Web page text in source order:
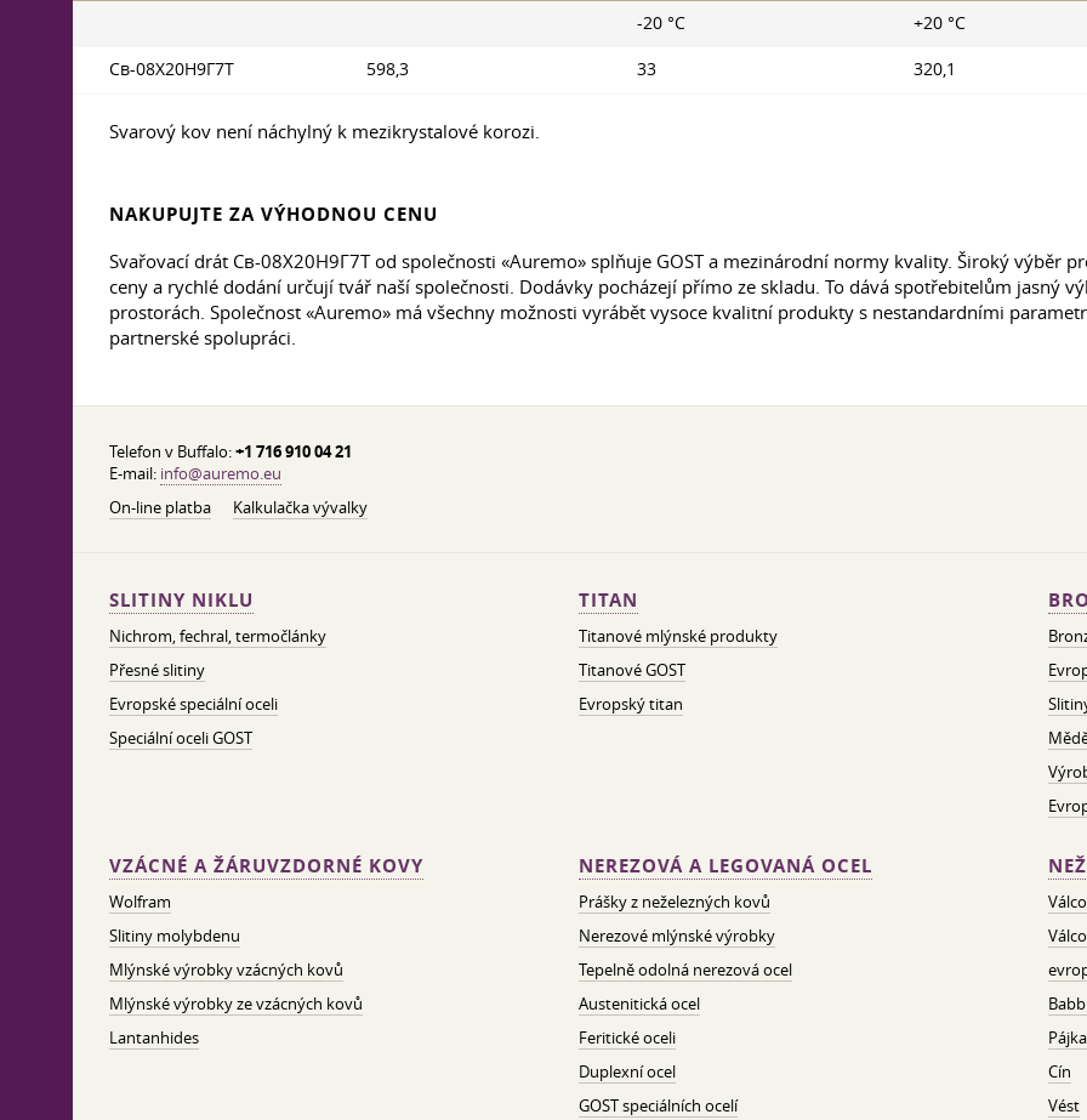
-20 °C +20 °C
Св-08Х20Н9Г7Т 598,3 33 320,1
Svarový kov není náchylný k mezikrystalové korozi.
NAKUPUJTE ZA VÝHODNOU CENU
Svařovací drát Св-08Х20Н9Г7Т od společnosti «Auremo» splňuje GOST a mezinárodní normy kvality. Široký výběr
ceny a rychlé dodání určují tvář naší společnosti. Dodávky pocházejí přímo ze skladu. To dává spotřebitelům jasný
prostorách. Společnost «Auremo» má všechny možnosti vyrábět vysoce kvalitní produkty s nestandardními
partnerské spolupráci.
Telefon v Buffalo:+1 716 910 04 21
E-mail: info@auremo.eu
On-line platba
Kalkulačka vývalky
SLITINY NIKLU
Nichrom, fechral, termočlánky
Přesné slitiny
Evropské speciální oceli
Speciální oceli GOST
TITAN
Titanové mlýnské produkty
Titanové GOST
Evropský titan
VZÁCNÉ A ŽÁRUVZDORNÉ KOVY
Wolfram
Slitiny molybdenu
Mlýnské výrobky vzácných kovů
Mlýnské výrobky ze vzácných kovů
Lantanhides
NEREZOVÁ A LEGOVANÁ OCEL
Prášky z neželezných kovů
Nerezové mlýnské výrobky
Tepelně odolná nerezová ocel
Austenitická ocel
Feritické oceli
Duplexní ocel
GOST speciálních ocelí
Pájka
Cín
Vést